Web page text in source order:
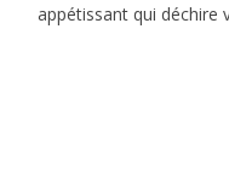
appétissant qui déchire